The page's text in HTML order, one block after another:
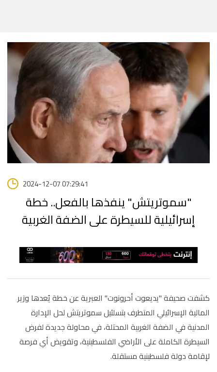
2024-12-07 07:29:41
"سموتريتش" ينفذها بالفعل.. خطة
إسرائيلية للسيطرة على الضفة الغربية
كشفت صحيفة "يديعوت أحرونوت" العبرية عن خطة يُعدها وزير
المالية الإسرائيلي المتطرف بتسلئيل سموتريتش لحل الإدارة
المدنية في الضفة الغربية المحتلة، في محاولة جديدة لفرض
السيطرة الكاملة على الأراضي الفلسطينية، وتقويض أي فرصة
لإقامة دولة فلسطينية مستقلة.